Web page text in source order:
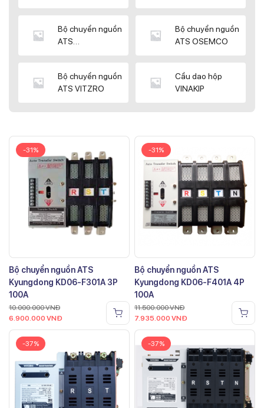
Bộ chuyển nguồn
ATS
Bộ chuyển nguồn
ATS OSEMCO
Bộ chuyển nguồn
ATS VITZRO
Cầu dao hộp
VINAKIP
-31%
Bộ chuyển nguồn ATS
Kyungdong KD06-F301A 3P
100A
10.000.000VNĐ
6.900.000 VNĐ
-31%
Bộ chuyển nguồn ATS
Kyungdong KD06-F401A 4P
100A
11.500.000VNĐ
7.935.000 VNĐ
-37% -37%